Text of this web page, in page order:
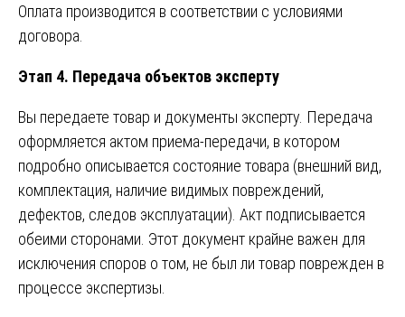
Оплата производится в соответствии с условиями
договора.
Этап 4. Передача объектов эксперту
Вы передаете товар и документы эксперту. Передача
оформляется актом приема-передачи, в котором
подробно описывается состояние товара (внешний вид,
комплектация, наличие видимых повреждений,
дефектов, следов эксплуатации). Акт подписывается
обеими сторонами. Этот документ крайне важен для
исключения споров о том, не был ли товар поврежден в
процессе экспертизы.